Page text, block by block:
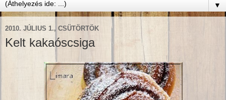
▼
2010. JÚLIUS 1., CSÜTÖRTÖK
Kelt kakaóscsiga